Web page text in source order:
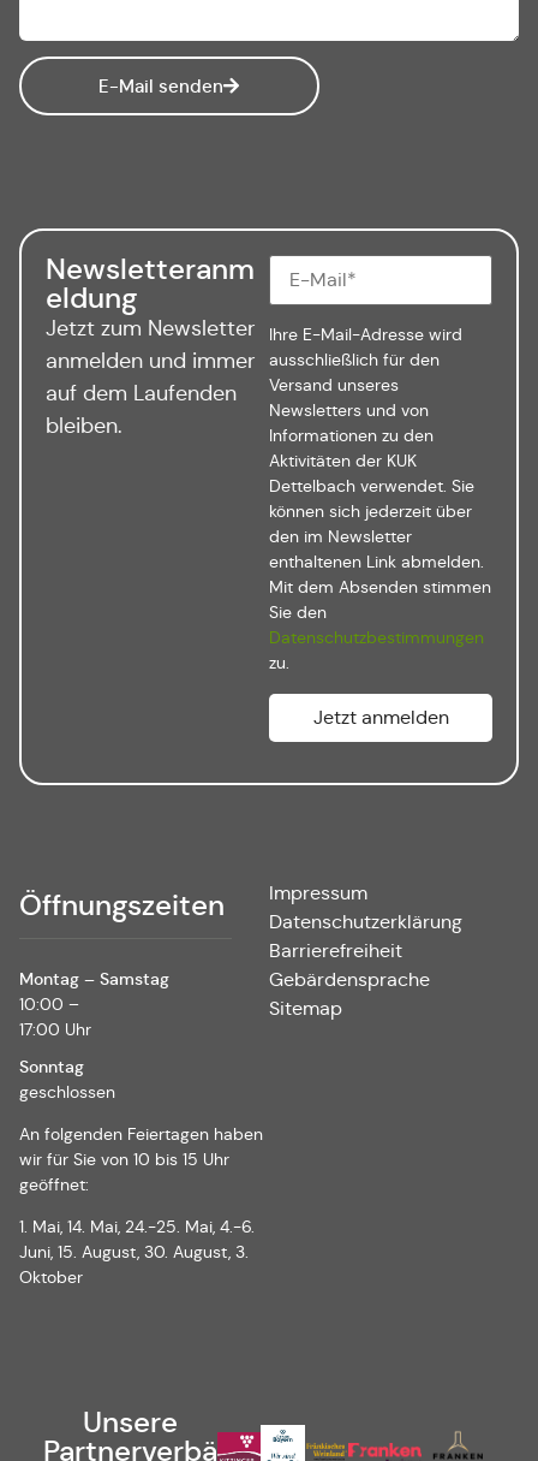
E-Mail senden
Newsletteranm
eldung
Jetzt zum Newsletter
anmelden und immer
auf dem Laufenden
bleiben.
Ihre E-Mail-Adresse wird
ausschließlich für den
Versand unseres
Newsletters und von
Informationen zu den
Aktivitäten der KUK
Dettelbach verwendet. Sie
können sich jederzeit über
den im Newsletter
enthaltenen Link abmelden.
Mit dem Absenden stimmen
Sie den
Datenschutzbestimmungen
zu.
Öffnungszeiten
Montag – Samstag
10:00 –
17:00 Uhr
Sonntag
geschlossen
An folgenden Feiertagen haben
wir für Sie von 10 bis 15 Uhr
geöffnet:
1. Mai, 14. Mai, 24.-25. Mai, 4.-6.
Juni, 15. August, 30. August, 3.
Oktober
Impressum
Datenschutzerklärung
Barrierefreiheit
Gebärdensprache
Sitemap
Unsere
Partnerverbä